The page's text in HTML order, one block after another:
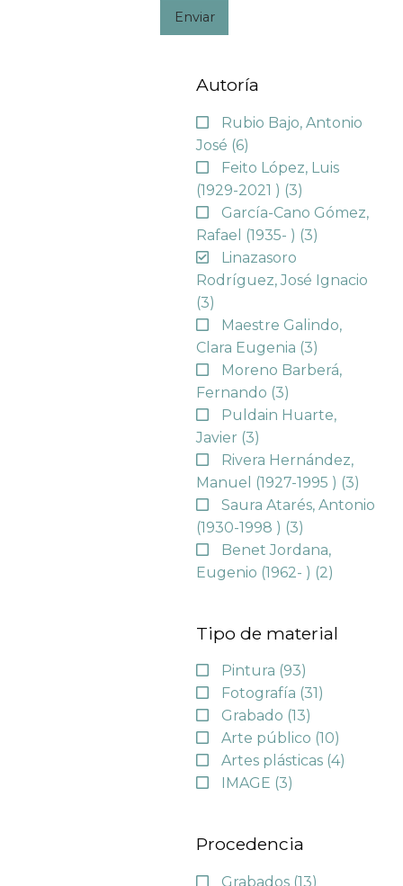
Enviar
Autoría
Rubio Bajo, Antonio
José (6)
Feito López, Luis
(1929-2021 ) (3)
García-Cano Gómez,
Rafael (1935- ) (3)
Linazasoro
Rodríguez, José Ignacio
(3)
Maestre Galindo,
Clara Eugenia (3)
Moreno Barberá,
Fernando (3)
Puldain Huarte,
Javier (3)
Rivera Hernández,
Manuel (1927-1995 ) (3)
Saura Atarés, Antonio
(1930-1998 ) (3)
Benet Jordana,
Eugenio (1962- ) (2)
Tipo de material
Pintura (93)
Fotografía (31)
Grabado (13)
Arte público (10)
Artes plásticas (4)
IMAGE (3)
Procedencia
Grabados (13)